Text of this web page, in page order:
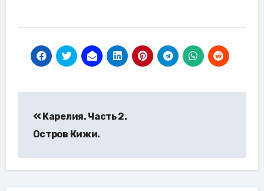
по
записям
Карелия. Часть 2.
Остров Кижи.